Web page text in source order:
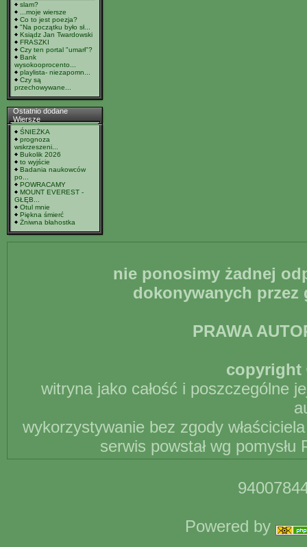
slam?
...moje wiersze
Co to jest poezja?
"Na początku było sł...
Ksiądz Jan Twardowski
FRASZKI
Czy ten portal "umarł"?
Bank
wysokooprocento...
playlista- niezapomn...
Czy są
przechowywane...
Ostatnio dodane
Wiersze
ŚNIEŻKA
prognoza
wskrzeszeni...
Bukolik 2026
to wyjście
Badania naukowców
po...
POWRACAMY
MOUNT EVEREST -
GŁĘB...
Otul mnie
Piękna śmierć
Żniwna błahostka
nie ponosimy żadnej
dokonywanych
PRAWA
copyright
witryna jako całość i poszczególne
wykorzystywanie bez zgody
serwis powstał wg
Powered by